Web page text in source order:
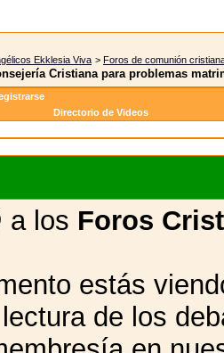
Ekklesia Viva > Foros de comunión
Cristiana para problemas
Directorio de Videos
a los Foros
estás
de los